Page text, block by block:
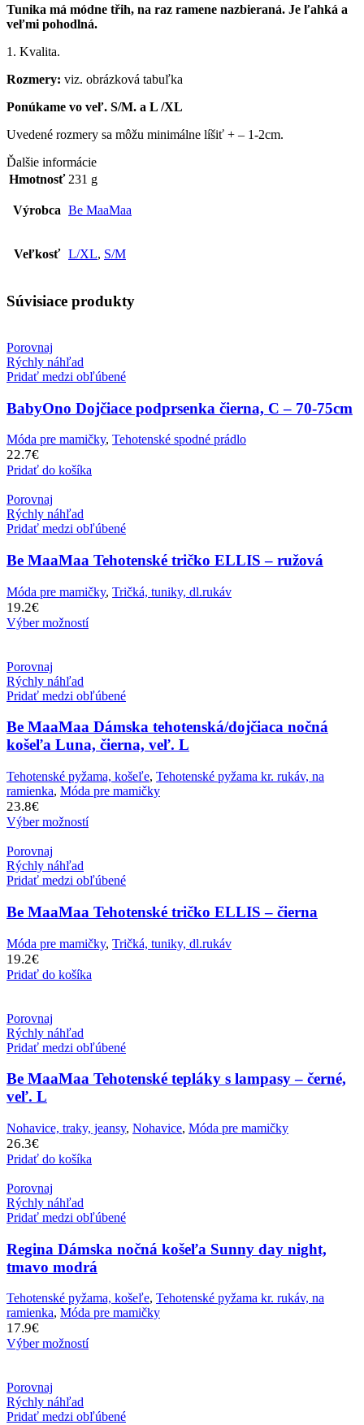
Tunika má módne třih, na raz ramene nazbieraná. Je ľahká a
veľmi pohodlná.
1. Kvalita.
Rozmery: viz. obrázková tabuľka
Ponúkame vo veľ. S/M. a L /XL
Uvedené rozmery sa môžu minimálne líšiť + – 1-2cm.
Ďalšie informácie
Hmotnosť 231 g
Výrobca Be MaaMaa
Veľkosť L/XL, S/M
Súvisiace produkty
Porovnaj
Rýchly náhľad
Pridať medzi obľúbené
BabyOno Dojčiace podprsenka čierna, C – 70-75cm
Móda pre mamičky, Tehotenské spodné prádlo
22.7€
Pridať do košíka
Porovnaj
Rýchly náhľad
Pridať medzi obľúbené
Be MaaMaa Tehotenské tričko ELLIS – ružová
Móda pre mamičky, Tričká, tuniky, dl.rukáv
19.2€
Výber možností
Porovnaj
Rýchly náhľad
Pridať medzi obľúbené
Be MaaMaa Dámska tehotenská/dojčiaca nočná
košeľa Luna, čierna, veľ. L
Tehotenské pyžama, košeľe, Tehotenské pyžama kr. rukáv, na
ramienka, Móda pre mamičky
23.8€
Výber možností
Porovnaj
Rýchly náhľad
Pridať medzi obľúbené
Be MaaMaa Tehotenské tričko ELLIS – čierna
Móda pre mamičky, Tričká, tuniky, dl.rukáv
19.2€
Pridať do košíka
Porovnaj
Rýchly náhľad
Pridať medzi obľúbené
Be MaaMaa Tehotenské tepláky s lampasy – černé,
veľ. L
Nohavice, traky, jeansy, Nohavice, Móda pre mamičky
26.3€
Pridať do košíka
Porovnaj
Rýchly náhľad
Pridať medzi obľúbené
Regina Dámska nočná košeľa Sunny day night,
tmavo modrá
Tehotenské pyžama, košeľe, Tehotenské pyžama kr. rukáv, na
ramienka, Móda pre mamičky
17.9€
Výber možností
Porovnaj
Rýchly náhľad
Pridať medzi obľúbené